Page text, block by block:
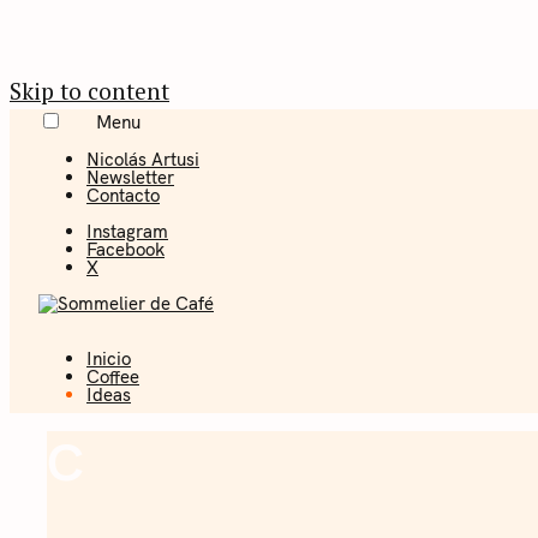
Skip to content
Menu
Nicolás Artusi
Newsletter
Contacto
Instagram
Facebook
X
Coffee + Ideas
Inicio
Coffee
Ideas